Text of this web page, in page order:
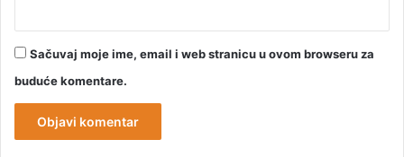
Sačuvaj moje ime, email i web stranicu u ovom browseru za
buduće komentare.